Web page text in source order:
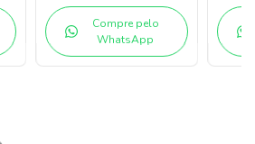
Compre pelo
WhatsApp